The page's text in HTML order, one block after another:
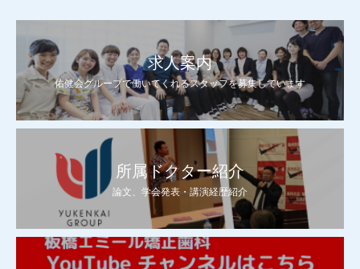
求人案内
佑健会グループで働いてくれるスタッフを募集しています
所属ドクター紹介
論文、学会発表・講演経歴紹介